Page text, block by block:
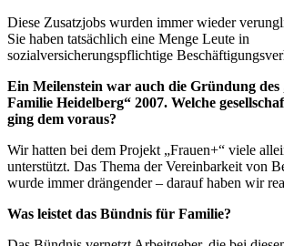
Diese Zusatzjobs wurden immer wieder
Sie haben tatsächlich eine Menge Leute in
sozialversicherungspflichtige
Ein Meilenstein war auch die Gründung des
Familie Heidelberg“ 2007. Welche
ging dem voraus?
Wir hatten bei dem Projekt „Frauen+“ viele
unterstützt. Das Thema der Vereinbarkeit von
wurde immer drängender – darauf haben wir
Was leistet das Bündnis für Familie?